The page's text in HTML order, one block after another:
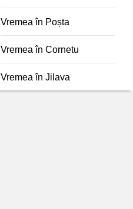
Vremea în Poșta
Vremea în Cornetu
Vremea în Jilava